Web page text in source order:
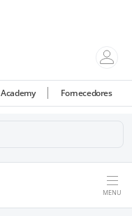
Academy Fornecedores
MENU